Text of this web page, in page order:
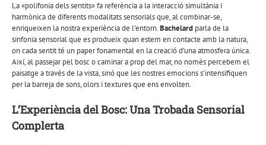
La «polifonia dels sentits» fa referència a la interacció simultània i
harmònica de diferents modalitats sensorials que, al combinar-se,
enriqueixen la nostra experiència de l’entorn.Bachelard parla de la
sinfonia sensorial que es produeix quan estem en contacte amb la natura,
on cada sentit té un paper fonamental en la creació d’una atmosfera única.
Així, al passejar pel bosc o caminar a prop del mar, no només percebem el
paisatge a través de la vista, sinó que les nostres emocions s’intensifiquen
per la barreja de sons, olors i textures que ens envolten.
L’Experiència del Bosc: Una Trobada Sensorial
Complerta